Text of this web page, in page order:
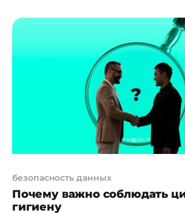
брокерские или
Как правило, такие дельцы
эффективно распорядиться
вложив их в сверхклассные
(голубые фишки) или
безопасность данных
Почему важно соблюдать
гигиену